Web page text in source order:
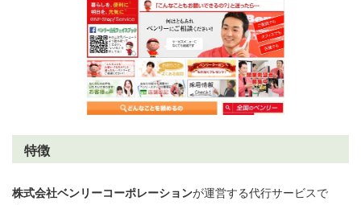
特徴
株式会社ベンリーコーポレーションが運営する代行サービスで